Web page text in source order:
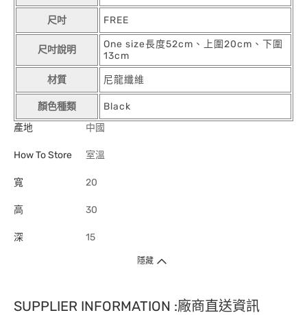
尺吋 FREE
尺吋說明
One size長度52cm、上圍20cm、下圍
13cm
材質 尼龍纖維
顏色種類
Black
產地
中國
How To Store 室溫
寬 20
高 30
深 15
隱藏
SUPPLIER INFORMATION :廠商直送資訊